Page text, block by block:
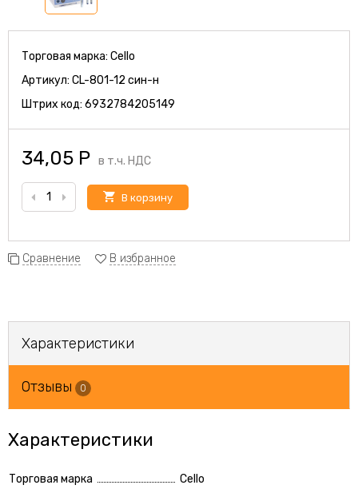
Торговая марка: Cello
Артикул: CL-801-12 син-н
Штрих код: 6932784205149
34,05 Р в т.ч. НДС
В корзину
Сравнение В избранное
Характеристики
Отзывы 0
Характеристики
Торговая марка
Cello